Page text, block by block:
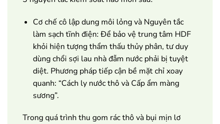
Cơ chế cô lập dung môi lỏng và Nguyên tắc
làm sạch tĩnh điện: Để bảo vệ trung tâm HDF
khỏi hiện tượng thẩm thấu thủy phân, tư duy
dùng chổi sợi lau nhà đẫm nước phải bị tuyệt
diệt. Phương pháp tiếp cận bề mặt chỉ xoay
quanh: “Cách ly nước thô và Cấp ẩm màng
sương”.
Trong quá trình thu gom rác thô và bụi mịn lơ